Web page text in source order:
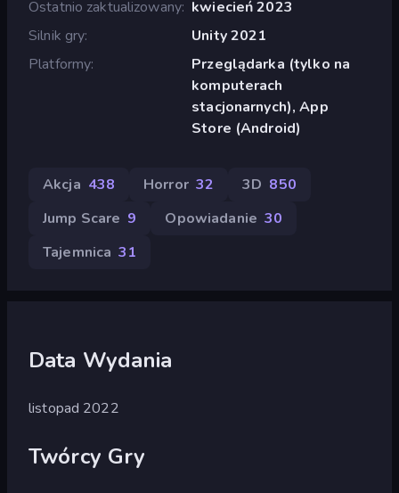
Ostatnio zaktualizowany kwiecień 2023
Silnik gry
Unity 2021
Platformy
Przeglądarka (tylko na
komputerach
stacjonarnych), App
Store (Android)
Akcja 438 Horror 32 3D 850
Jump Scare 9 Opowiadanie 30
Tajemnica 31
Data Wydania
listopad 2022
Twórcy Gry